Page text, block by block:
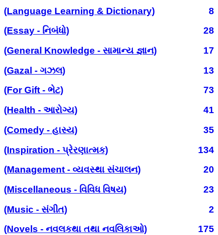
(Language Learning & Dictionary)
8
(Essay - નિબંધો)
28
(General Knowledge - સામાન્ય જ્ઞાન)
17
(Gazal - ગઝલ)
13
(For Gift - ભેટ)
73
(Health - આરોગ્ય)
41
(Comedy - હાસ્ય)
35
(Inspiration - પ્રેરણાત્મક)
134
(Management - વ્યવસ્થા સંચાલન)
20
(Miscellaneous - વિવિધ વિષય)
23
(Music - સંગીત)
2
(Novels - નવલકથા તથા નવલિકાઓ)
175